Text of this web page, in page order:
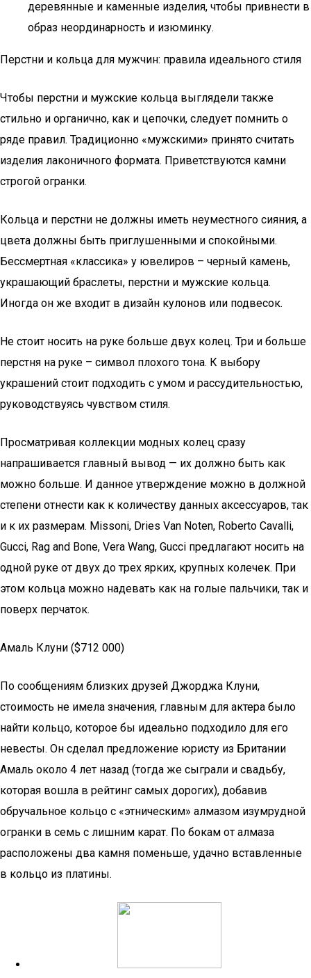
деревянные и каменные изделия, чтобы привнести в
образ неординарность и изюминку.
Перстни и кольца для мужчин: правила идеального стиля
Чтобы перстни и мужские кольца выглядели также
стильно и органично, как и цепочки, следует помнить о
ряде правил. Традиционно «мужскими» принято считать
изделия лаконичного формата. Приветствуются камни
строгой огранки.
Кольца и перстни не должны иметь неуместного сияния, а
цвета должны быть приглушенными и спокойными.
Бессмертная «классика» у ювелиров – черный камень,
украшающий браслеты, перстни и мужские кольца.
Иногда он же входит в дизайн кулонов или подвесок.
Не стоит носить на руке больше двух колец. Три и больше
перстня на руке – символ плохого тона. К выбору
украшений стоит подходить с умом и рассудительностью,
руководствуясь чувством стиля.
Просматривая коллекции модных колец сразу
напрашивается главный вывод — их должно быть как
можно больше. И данное утверждение можно в должной
степени отнести как к количеству данных аксессуаров, так
и к их размерам. Missoni, Dries Van Noten, Roberto Cavalli,
Gucci, Rag and Bone, Vera Wang, Gucci предлагают носить на
одной руке от двух до трех ярких, крупных колечек. При
этом кольца можно надевать как на голые пальчики, так и
поверх перчаток.
Амаль Клуни ($712 000)
По сообщениям близких друзей Джорджа Клуни,
стоимость не имела значения, главным для актера было
найти кольцо, которое бы идеально подходило для его
невесты. Он сделал предложение юристу из Британии
Амаль около 4 лет назад (тогда же сыграли и свадьбу,
которая вошла в рейтинг самых дорогих), добавив
обручальное кольцо с «этническим» алмазом изумрудной
огранки в семь с лишним карат. По бокам от алмаза
расположены два камня поменьше, удачно вставленные
в кольцо из платины.